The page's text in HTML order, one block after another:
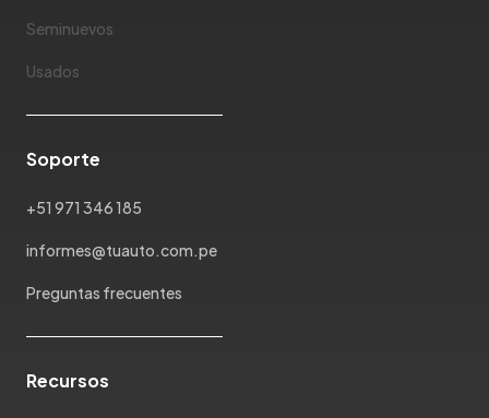
Seminuevos
Usados
Soporte
+51 971 346 185
informes@tuauto.com.pe
Preguntas frecuentes
Recursos